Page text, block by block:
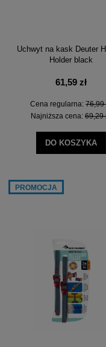
Uchwyt na kask Deuter
Holder black
61,59 zł
Cena regularna:76,99
Najniższa cena:69,29
DO KOSZYKA
PROMOCJA